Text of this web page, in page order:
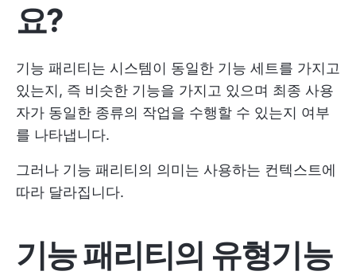
요?
기능 패리티는 시스템이 동일한 기능 세트를 가지고
있는지, 즉 비슷한 기능을 가지고 있으며 최종 사용
자가 동일한 종류의 작업을 수행할 수 있는지 여부
를 나타냅니다.
그러나 기능 패리티의 의미는 사용하는 컨텍스트에
따라 달라집니다.
기능 패리티의 유형기능